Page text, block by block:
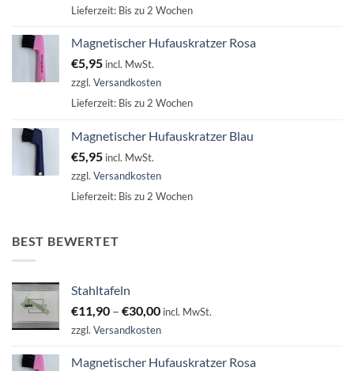
Lieferzeit: Bis zu 2 Wochen
Magnetischer Hufauskratzer Rosa
€5,95 incl. MwSt.
zzgl. Versandkosten
Lieferzeit: Bis zu 2 Wochen
Magnetischer Hufauskratzer Blau
€5,95 incl. MwSt.
zzgl. Versandkosten
Lieferzeit: Bis zu 2 Wochen
BEST BEWERTET
Stahltafeln
€11,90 – €30,00 incl. MwSt.
zzgl. Versandkosten
Magnetischer Hufauskratzer Rosa